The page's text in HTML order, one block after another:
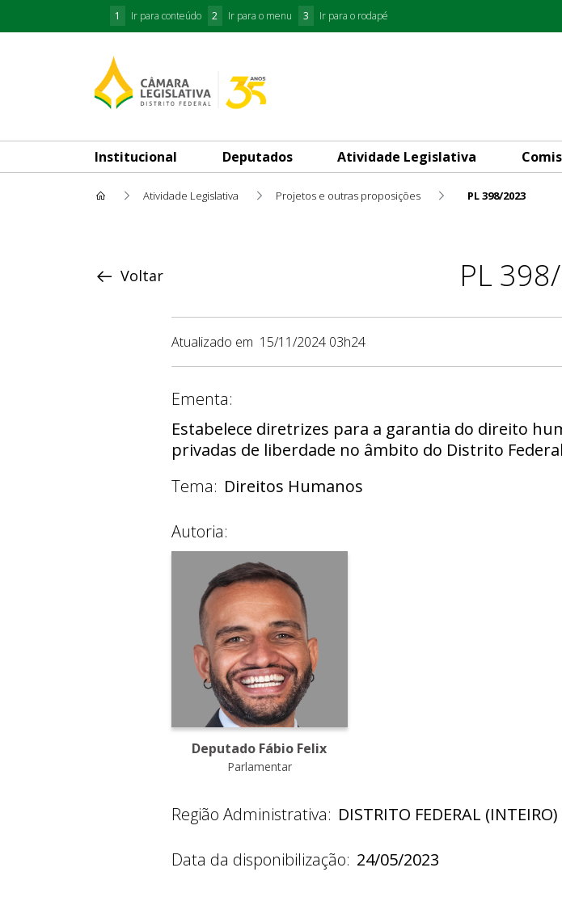
1 Ir para conteúdo 2 Ir para o menu 3 Ir para o rodapé
Institucional Deputados Atividade Legislativa
Atividade Legislativa Projetos e outras proposições PL 398/2023
PL
Voltar
Atualizado em 15/11/2024 03h24
Ementa:
Estabelece diretrizes para a garantia do direito
privadas de liberdade no âmbito do Distrito
Tema: Direitos Humanos
Autoria:
Deputado Fábio Felix
Parlamentar
Região Administrativa: DISTRITO FEDERAL (INTEIRO)
Data da disponibilização: 24/05/2023